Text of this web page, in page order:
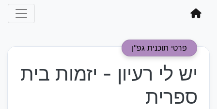
פרטי תוכנית גפ"ן
יש לי רעיון - יזמות בית
ספרית